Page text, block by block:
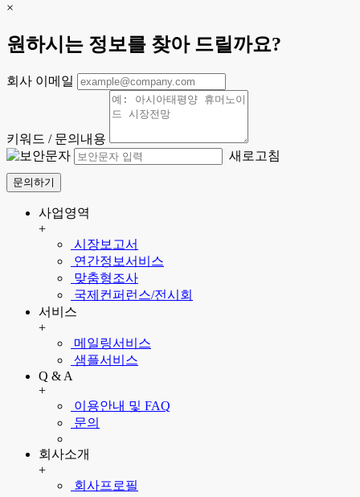
×
원하시는 정보를 찾아 드릴까요?
회사 이메일
키워드 / 문의내용
새로고침
문의하기
사업영역
+
시장보고서
연간정보서비스
맞춤형조사
국제컨퍼런스/전시회
서비스
+
메일링서비스
샘플서비스
Q & A
+
이용안내 및 FAQ
문의
회사소개
+
회사프로필